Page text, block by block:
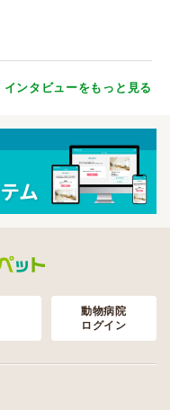
インタビューをもっと見る
動物病院
ログイン